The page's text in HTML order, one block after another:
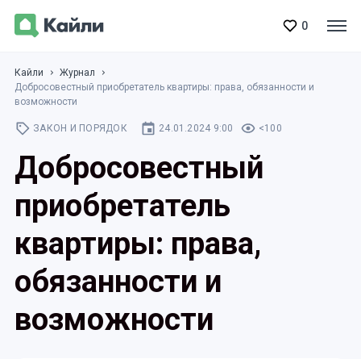
0
Кайли
Журнал
Добросовестный приобретатель квартиры: права, обязанности и
возможности
ЗАКОН И ПОРЯДОК 24.01.2024 9:00 <100
Добросовестный
приобретатель
квартиры: права,
обязанности и
возможности